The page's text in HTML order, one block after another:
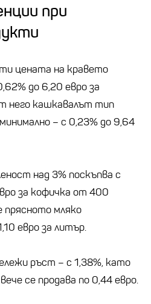
при
цената на кравето
до 6,20 евро за
него кашкавалът тип
– с 0,23% до 9,64
над 3% поскъпва с
за кофичка от 400
мляко
евро за литър.
ръст – с 1,38%, като
се продава по 0,44 евро.